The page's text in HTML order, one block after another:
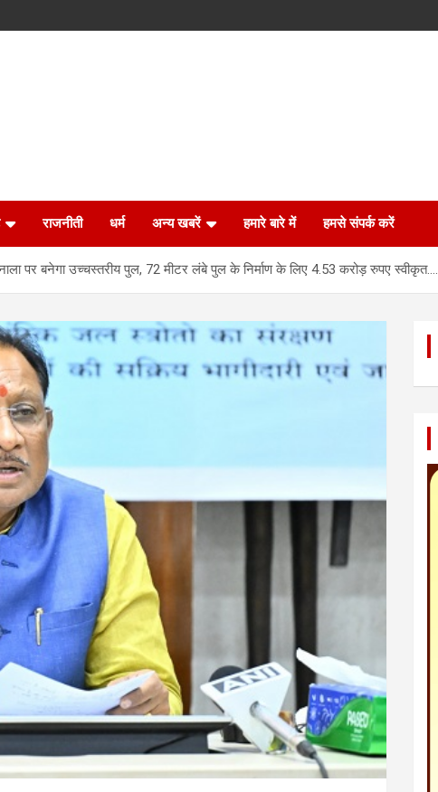
राजनीती धर्म अन्य खबरें हमारे बारे में हमसे संपर्क करें
पर बनेगा उच्चस्तरीय पुल, 72 मीटर लंबे पुल के निर्माण के लिए 4.53 करोड़ रुपए स्वीकृत….